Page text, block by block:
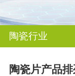
陶瓷行业
陶瓷片产品排